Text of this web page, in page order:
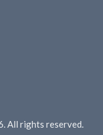
All rights reserved.